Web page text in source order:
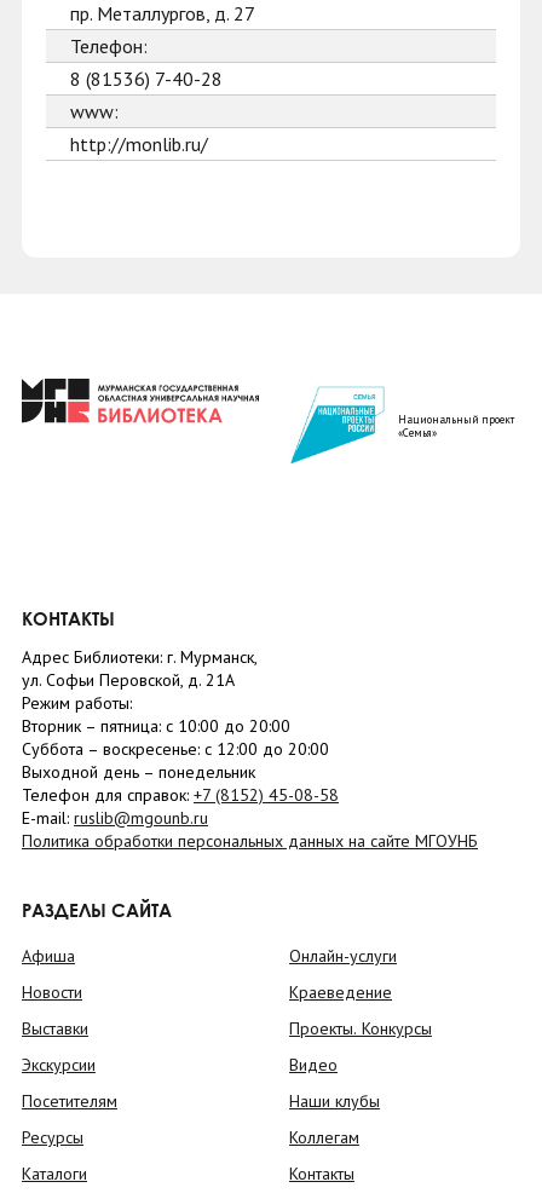
пр. Металлургов, д. 27
Телефон:
8 (81536) 7-40-28
www:
http://monlib.ru/
Национальный проект
«Семья»
КОНТАКТЫ
Адрес Библиотеки: г. Мурманск,
ул. Софьи Перовской, д. 21А
Режим работы:
Вторник – пятница: с 10:00 до 20:00
Суббота – воскресенье: c 12:00 до 20:00
Выходной день – понедельник
Телефон для справок: +7 (8152) 45-08-58
E-mail: ruslib@mgounb.ru
Политика обработки персональных данных на сайте МГОУНБ
РАЗДЕЛЫ САЙТА
Афиша
Новости
Выставки
Экскурсии
Посетителям
Ресурсы
Каталоги
Онлайн-услуги
Краеведение
Проекты. Конкурсы
Видео
Наши клубы
Коллегам
Контакты